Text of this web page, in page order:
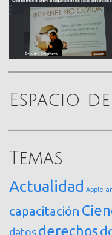
Espacio
Temas
Actualidad Apple
capacitación
datos derechos